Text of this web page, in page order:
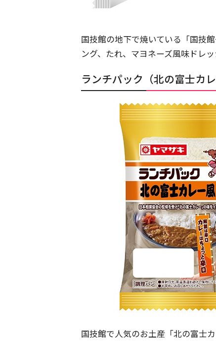
国技館の地下で焼いている「国技
ング、たれ、マヨネーズ風味ドレ
ランチパック（北の富士カレ
国技館で人気のお土産「北の富士